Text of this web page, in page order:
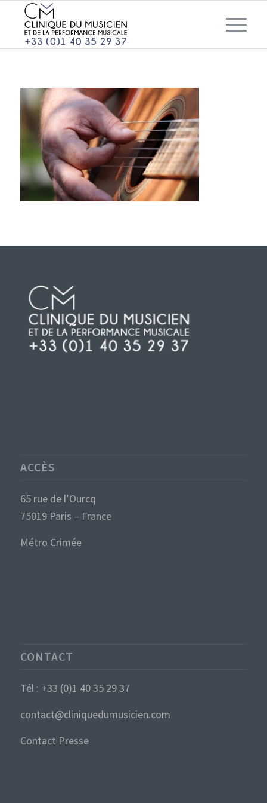
ACCÈS
65 rue de l’Ourcq
75019 Paris – France
Métro Crimée
CONTACT
Tél : +33 (0)1 40 35 29 37
contact@cliniquedumusicien.com
Contact Presse